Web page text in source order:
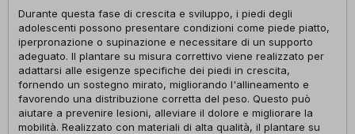
Durante questa fase di crescita e sviluppo, i piedi degli
adolescenti possono presentare condizioni come piede piatto,
iperpronazione o supinazione e necessitare di un supporto
adeguato. Il plantare su misura correttivo viene realizzato per
adattarsi alle esigenze specifiche dei piedi in crescita,
fornendo un sostegno mirato, migliorando l'allineamento e
favorendo una distribuzione corretta del peso. Questo può
aiutare a prevenire lesioni, alleviare il dolore e migliorare la
mobilità. Realizzato con materiali di alta qualità, il plantare su